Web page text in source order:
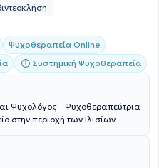
Ψυχοθεραπεία Online
Συστημική Ψυχοθεραπεία
Ψυχολόγος - Ψυχοθεραπεύτρια
στην περιοχή των Ιλισίων.
ενώ στο ίδιο Πανεπιστήμιο
της σπουδές στην